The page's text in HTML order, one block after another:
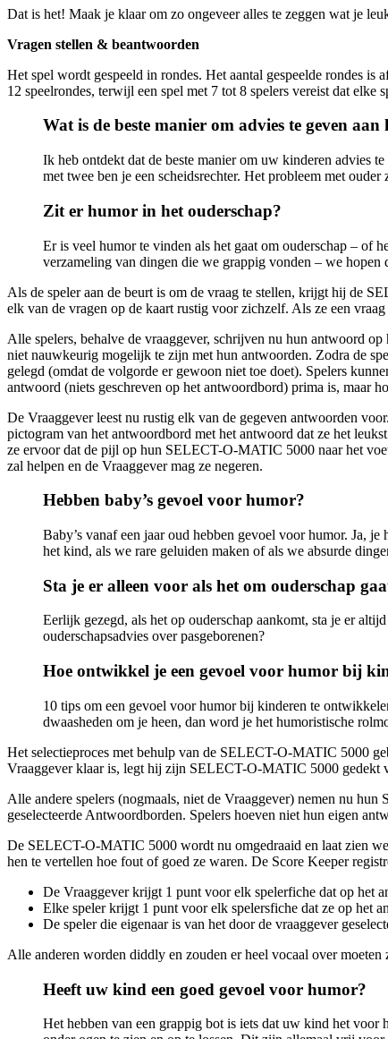
Dat is het! Maak je klaar om zo ongeveer alles te zeggen wat je
Vragen stellen & beantwoorden
Het spel wordt gespeeld in rondes. Het aantal gespeelde rondes
12 speelrondes, terwijl een spel met 7 tot 8 spelers vereist dat
Wat is de beste manier om advies te geven aan
Ik heb ontdekt dat de beste manier om uw kinderen advies
met twee ben je een scheidsrechter. Het probleem met
Zit er humor in het ouderschap?
Er is veel humor te vinden als het gaat om ouderschap – of
verzameling van dingen die we grappig vonden – we hopen
Als de speler aan de beurt is om de vraag te stellen, krijgt hij de
elk van de vragen op de kaart rustig voor zichzelf. Als ze een
Alle spelers, behalve de vraaggever, schrijven nu hun antwoord
niet nauwkeurig mogelijk te zijn met hun antwoorden. Zodra de
gelegd (omdat de volgorde er gewoon niet toe doet). Spelers
antwoord (niets geschreven op het antwoordbord) prima is, maar
De Vraaggever leest nu rustig elk van de gegeven antwoorden
pictogram van het antwoordbord met het antwoord dat ze het
ze ervoor dat de pijl op hun SELECT-O-MATIC 5000 naar het
zal helpen en de Vraaggever mag ze negeren.
Hebben baby’s gevoel voor humor?
Baby’s vanaf een jaar oud hebben gevoel voor humor. Ja,
het kind, als we rare geluiden maken of als we absurde
Sta je er alleen voor als het om ouderschap
Eerlijk gezegd, als het op ouderschap aankomt, sta je er
ouderschapsadvies over pasgeborenen?
Hoe ontwikkel je een gevoel voor humor bij
10 tips om een ​​gevoel voor humor bij kinderen te
dwaasheden om je heen, dan word je het humoristische
Het selectieproces met behulp van de SELECT-O-MATIC 5000
Vraaggever klaar is, legt hij zijn SELECT-O-MATIC 5000 gedekt
Alle andere spelers (nogmaals, niet de Vraaggever) nemen nu
geselecteerde Antwoordborden. Spelers hoeven niet hun eigen
De SELECT-O-MATIC 5000 wordt nu omgedraaid en laat zien
hen te vertellen hoe fout of goed ze waren. De Score Keeper
De Vraaggever krijgt 1 punt voor elk spelerfiche dat op het
Elke speler krijgt 1 punt voor elk spelersfiche dat ze op het
De speler die eigenaar is van het door de vraaggever
Alle anderen worden diddly en zouden er heel vocaal over moeten
Heeft uw kind een goed gevoel voor humor?
Het hebben van een grappig bot is iets dat uw kind het